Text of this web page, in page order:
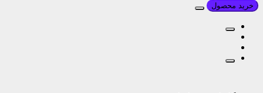
خرید محصول